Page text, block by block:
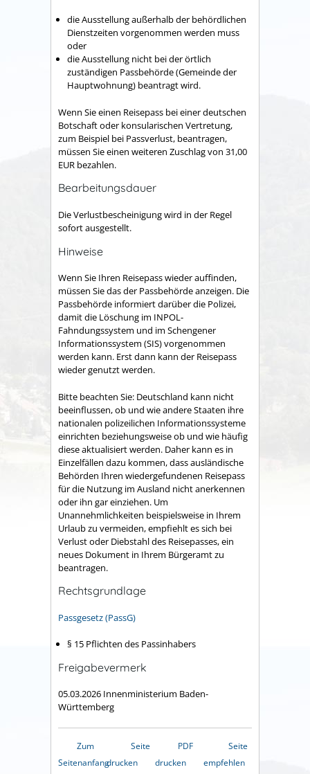
die Ausstellung außerhalb der behördlichen
Dienstzeiten vorgenommen werden muss
oder
die Ausstellung nicht bei der örtlich
zuständigen Passbehörde (Gemeinde der
Hauptwohnung) beantragt wird.
Wenn Sie einen Reisepass bei einer deutschen
Botschaft oder konsularischen Vertretung,
zum Beispiel bei Passverlust, beantragen,
müssen Sie einen weiteren Zuschlag von 31,00
EUR bezahlen.
Bearbeitungsdauer
Die Verlustbescheinigung wird in der Regel
sofort ausgestellt.
Hinweise
Wenn Sie Ihren Reisepass wieder auffinden,
müssen Sie das der Passbehörde anzeigen. Die
Passbehörde informiert darüber die Polizei,
damit die Löschung im INPOL-
Fahndungssystem und im Schengener
Informationssystem (SIS) vorgenommen
werden kann. Erst dann kann der Reisepass
wieder genutzt werden.
Bitte beachten Sie: Deutschland kann nicht
beeinflussen, ob und wie andere Staaten ihre
nationalen polizeilichen Informationssysteme
einrichten beziehungsweise ob und wie häufig
diese aktualisiert werden. Daher kann es in
Einzelfällen dazu kommen, dass ausländische
Behörden Ihren wiedergefundenen Reisepass
für die Nutzung im Ausland nicht anerkennen
oder ihn gar einziehen. Um
Unannehmlichkeiten beispielsweise in Ihrem
Urlaub zu vermeiden, empfiehlt es sich bei
Verlust oder Diebstahl des Reisepasses, ein
neues Dokument in Ihrem Bürgeramt zu
beantragen.
Rechtsgrundlage
Passgesetz (PassG)
§ 15 Pflichten des Passinhabers
Freigabevermerk
05.03.2026 Innenministerium Baden-
Württemberg
Zum
Seitenanfang
Seite
drucken
PDF
drucken
Seite
empfehlen